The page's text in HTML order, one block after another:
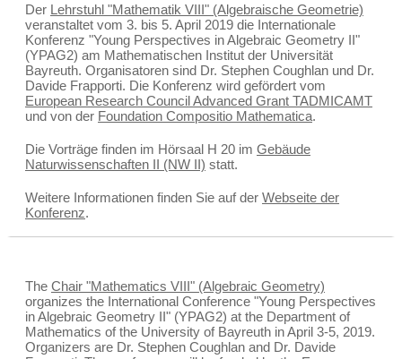
Der Lehrstuhl "Mathematik VIII" (Algebraische Geometrie)
veranstaltet vom 3. bis 5. April 2019 die Internationale
Konferenz "Young Perspectives in Algebraic Geometry II"
(YPAG2) am Mathematischen Institut der Universität
Bayreuth. Organisatoren sind Dr. Stephen Coughlan und Dr.
Davide Frapporti. Die Konferenz wird gefördert vom
European Research Council Advanced Grant TADMICAMT
und von der Foundation Compositio Mathematica.
Die Vorträge finden im Hörsaal H 20 im Gebäude
Naturwissenschaften II (NW II) statt.
Weitere Informationen finden Sie auf der Webseite der
Konferenz.
The Chair "Mathematics VIII" (Algebraic Geometry)
organizes the International Conference "Young Perspectives
in Algebraic Geometry II" (YPAG2) at the Department of
Mathematics of the University of Bayreuth in April 3-5, 2019.
Organizers are Dr. Stephen Coughlan and Dr. Davide